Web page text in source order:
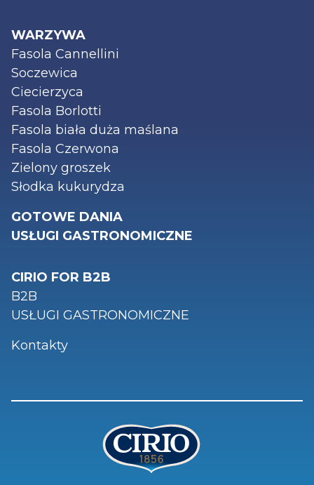
WARZYWA
Fasola Cannellini
Soczewica
Ciecierzyca
Fasola Borlotti
Fasola biała duża maślana
Fasola Czerwona
Zielony groszek
Słodka kukurydza
GOTOWE DANIA
USŁUGI GASTRONOMICZNE
CIRIO FOR B2B
B2B
USŁUGI GASTRONOMICZNE
Kontakty